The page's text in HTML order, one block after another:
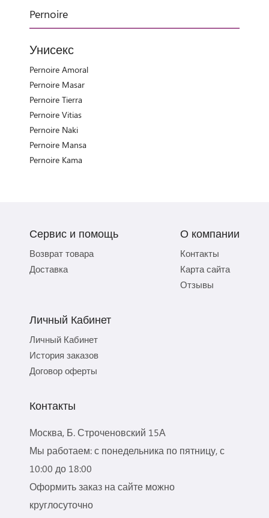
Pernoire
Унисекс
Pernoire Amoral
Pernoire Masar
Pernoire Tierra
Pernoire Vitias
Pernoire Naki
Pernoire Mansa
Pernoire Kama
Сервис и помощь
Возврат товара
Доставка
О компании
Контакты
Карта сайта
Отзывы
Личный Кабинет
Личный Кабинет
История заказов
Договор оферты
Контакты
Москва, Б. Строченовский 15А
Мы работаем: с понедельника по пятницу, с
10:00 до 18:00
Оформить заказ на сайте можно
круглосуточно